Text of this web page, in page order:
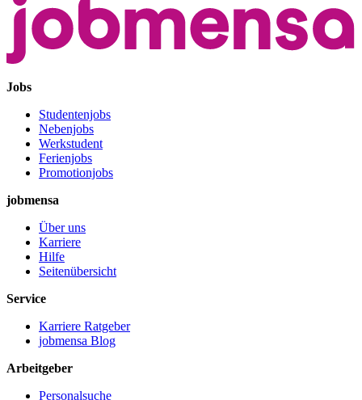
Jobs
Studentenjobs
Nebenjobs
Werkstudent
Ferienjobs
Promotionjobs
jobmensa
Über uns
Karriere
Hilfe
Seitenübersicht
Service
Karriere Ratgeber
jobmensa Blog
Arbeitgeber
Personalsuche